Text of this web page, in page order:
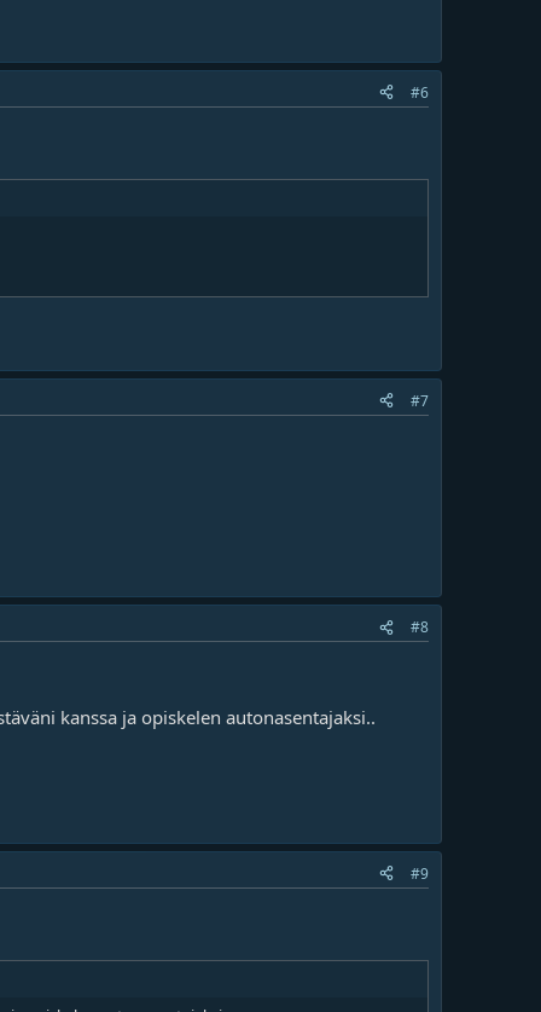
#6
#7
#8
kanssa ja opiskelen autonasentajaksi..
#9